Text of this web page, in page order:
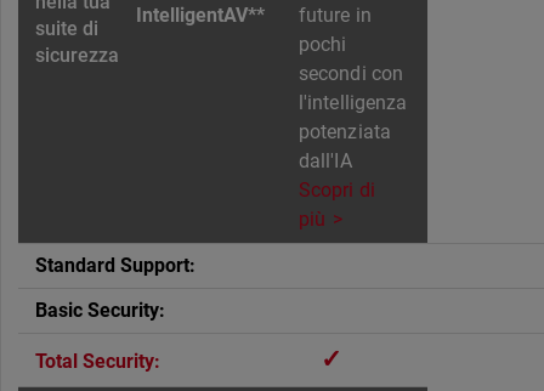
IntelligentAV**
future in
pochi
secondi con
l'intelligenza
potenziata
dall'IA
Scopri di
più
✓